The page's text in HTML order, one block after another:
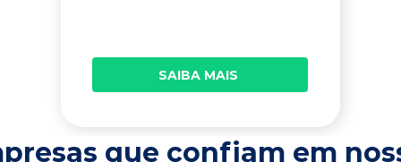
SAIBA MAIS
que confiam em